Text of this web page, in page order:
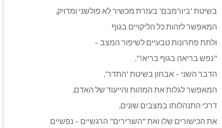
בשיטת 'ביורמבם' בעזרת מכשיר לא פולשני ומדויק,
המאפשר לזהות כל הליקויים בגוף
ולתת פתרונות טבעיים לשיפור המצב –
"נפש בריאה בגוף בריא!".
הדבר השני – אבחון בשיטת 'התדר',
המאפשר לגלות את המהות והייעוד של האדם,
דרכי התנהלותו במצבים שונים,
את הכישורים שלו ואת "השרירים" הרגשיים – נפשיים